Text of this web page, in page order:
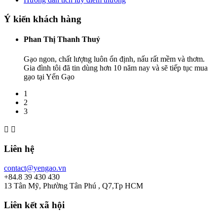
Ý kiến khách hàng
Phan Thị Thanh Thuỷ
Gạo ngon, chất lượng luôn ổn định, nấu rất mềm và thơm.
Gia đình tôi đã tin dùng hơn 10 năm nay và sẽ tiếp tục mua
gạo tại Yến Gạo
1
2
3
 
Liên hệ
contact@yengao.vn
+84.8 39 430 430
13 Tân Mỹ, Phường Tân Phú , Q7,Tp HCM
Liên kết xã hội